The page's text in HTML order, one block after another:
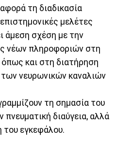
τη διαδικασία
μελέτες
άμεση σχέση με την
νέων πληροφοριών στη
και στη διατήρηση
των νευρωνικών καναλιών
τη σημασία του
πνευματική διαύγεια, αλλά
του εγκεφάλου.